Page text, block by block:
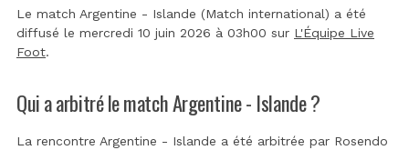
Le match Argentine - Islande (Match international) a été
diffusé le mercredi 10 juin 2026 à 03h00 sur L'Équipe Live
Foot.
Qui a arbitré le match Argentine - Islande ?
La rencontre Argentine - Islande a été arbitrée par Rosendo